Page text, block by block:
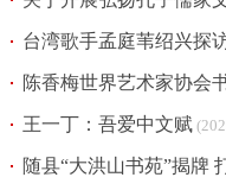
台湾歌手孟庭苇绍兴探
21:34)
陈香梅世界艺术家协会
(2025.11.25 23:44)
王一丁：吾爱中文赋
随县“大洪山书苑”揭牌